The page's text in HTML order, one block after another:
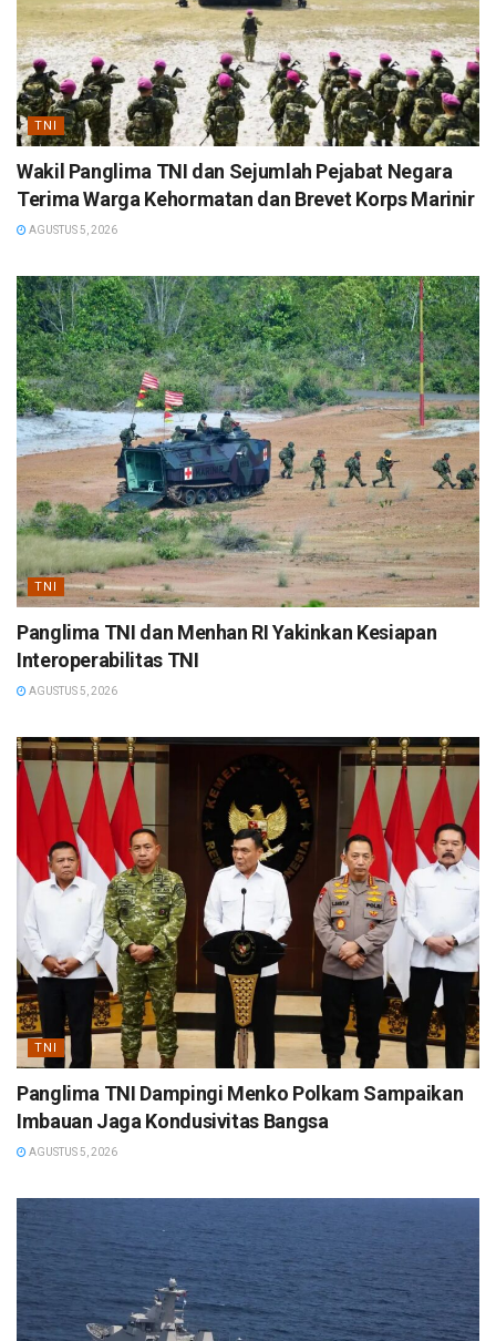
TNI
Wakil Panglima TNI dan Sejumlah Pejabat Negara
Terima Warga Kehormatan dan Brevet Korps Marinir
AGUSTUS 5, 2026
TNI
Panglima TNI dan Menhan RI Yakinkan Kesiapan
Interoperabilitas TNI
AGUSTUS 5, 2026
TNI
Panglima TNI Dampingi Menko Polkam Sampaikan
Imbauan Jaga Kondusivitas Bangsa
AGUSTUS 5, 2026